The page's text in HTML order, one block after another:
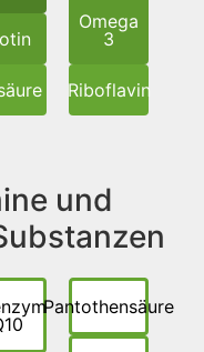
Omega
3
Riboflavin
und
Pantothensäure